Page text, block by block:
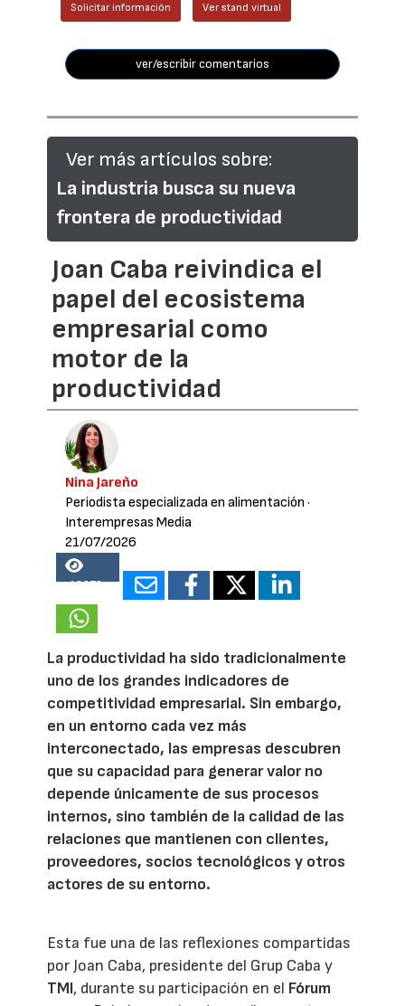
Solicitar información Ver stand virtual
ver/escribir comentarios
Ver más artículos sobre:
La industria busca su nueva
frontera de productividad
Joan Caba reivindica el
papel del ecosistema
empresarial como
motor de la
productividad
Nina Jareño
Periodista especializada en alimentación ·
Interempresas Media
21/07/2026
18672
La productividad ha sido tradicionalmente
uno de los grandes indicadores de
competitividad empresarial. Sin embargo,
en un entorno cada vez más
interconectado, las empresas descubren
que su capacidad para generar valor no
depende únicamente de sus procesos
internos, sino también de la calidad de las
relaciones que mantienen con clientes,
proveedores, socios tecnológicos y otros
actores de su entorno.
Esta fue una de las reflexiones compartidas
por Joan Caba, presidente del Grup Caba y
TMI, durante su participación en el Fórum